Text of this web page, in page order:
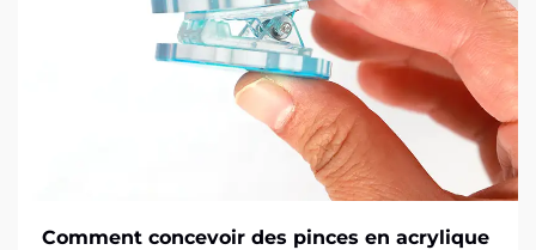
Comment concevoir des pinces en acrylique